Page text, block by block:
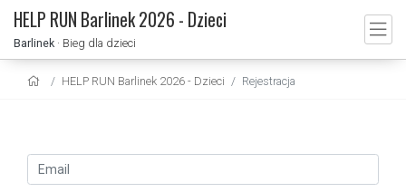
HELP RUN Barlinek 2026 - Dzieci
Barlinek · Bieg dla dzieci
HELP RUN Barlinek 2026 - Dzieci Rejestracja